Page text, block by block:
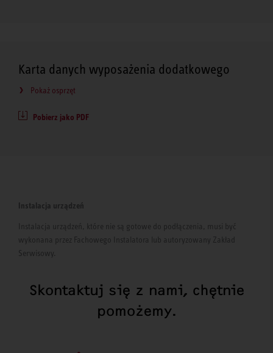
Karta danych wyposażenia dodatkowego
Pokaż osprzęt
Pobierz jako PDF
Instalacja urządzeń
Instalacja urządzeń, które nie są gotowe do podłączenia, musi być
wykonana przez Fachowego Instalatora lub autoryzowany Zakład
Serwisowy.
Skontaktuj się z nami, chętnie
pomożemy.